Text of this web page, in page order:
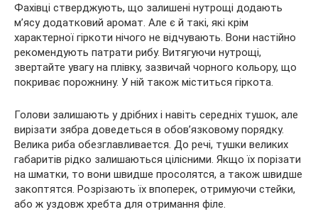
Фахівці стверджують, що залишені нутрощі додають
м’ясу додатковий аромат. Але є й такі, які крім
характерної гіркоти нічого не відчувають. Вони настійно
рекомендують патрати рибу. Витягуючи нутрощі,
звертайте увагу на плівку, зазвичай чорного кольору, що
покриває порожнину. У ній також міститься гіркота.
Голови залишають у дрібних і навіть середніх тушок, але
вирізати зябра доведеться в обов’язковому порядку.
Велика риба обезглавливается. До речі, тушки великих
габаритів рідко залишаються цілісними. Якщо їх порізати
на шматки, то вони швидше просолятся, а також швидше
закоптятся. Розрізають їх впоперек, отримуючи стейки,
або ж уздовж хребта для отримання філе.